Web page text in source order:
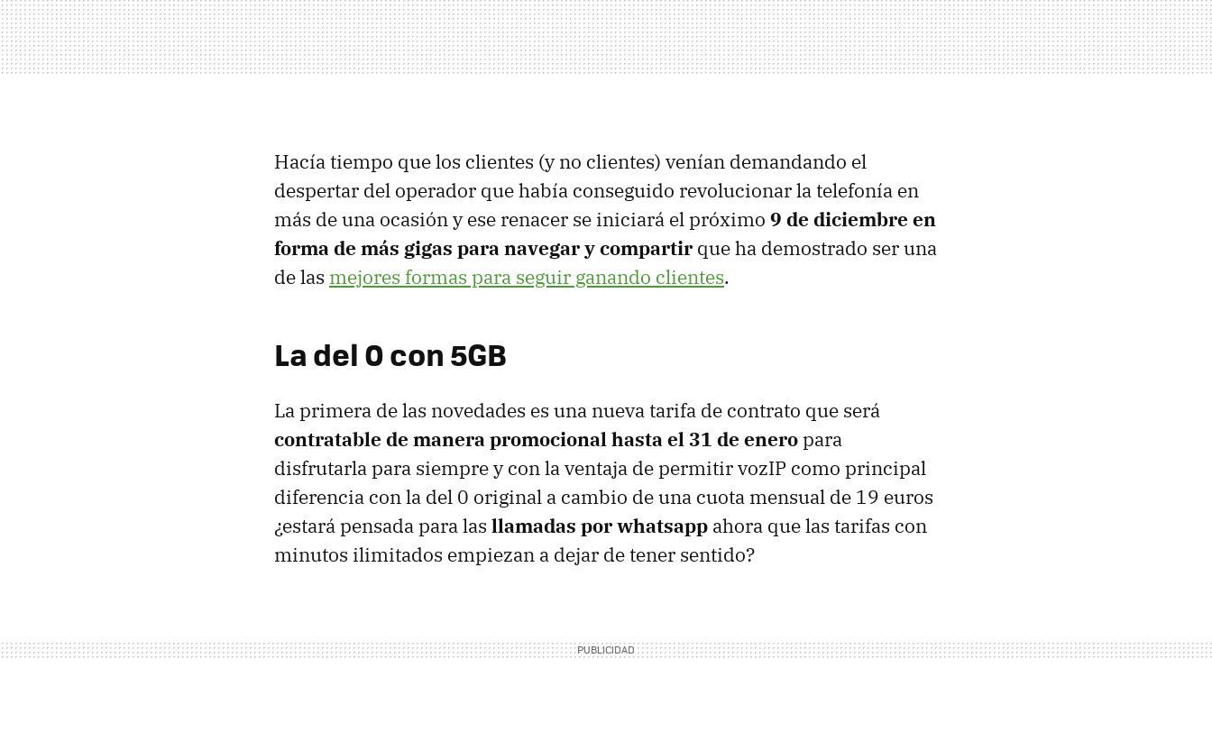
Hacía tiempo que los clientes (y no clientes) venían demandando el
despertar del operador que había conseguido revolucionar la telefonía en
más de una ocasión y ese renacer se iniciará el próximo 9 de diciembre en
forma de más gigas para navegar y compartir que ha demostrado ser una
de las mejores formas para seguir ganando clientes.
La del 0 con 5GB
La primera de las novedades es una nueva tarifa de contrato que será
contratable de manera promocional hasta el 31 de eneropara
disfrutarla para siempre y con la ventaja de permitir vozIP como principal
diferencia con la del 0 original a cambio de una cuota mensual de 19 euros
¿estará pensada para las llamadas por whatsapp ahora que las tarifas con
minutos ilimitados empiezan a dejar de tener sentido?